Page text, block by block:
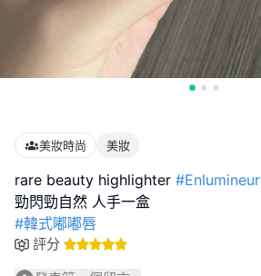
美妝時尚 美妝
rare beauty highlighter #Enlumineur
#韓式嘟嘟唇
評分